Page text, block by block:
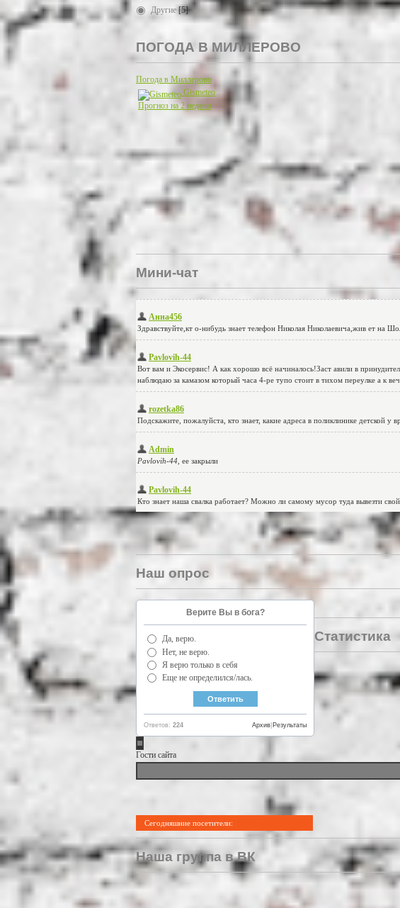
Другие [5]
ПОГОДА В МИЛЛЕРОВО
Погода в Миллерово
Gismeteo
Прогноз на 2 недели
Мини-чат
Наш опрос
Верите Вы в бога?
Да, верю.
Нет, не верю.
Я верю только в себя
Еще не определился/лась.
Ответов: 224 Результаты
Архив
Статистика
Гости сайта
Сегодняшние посетители:
Наша группа в ВК